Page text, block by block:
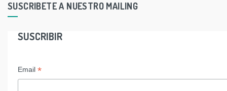
SUSCRIBETE A NUESTRO MAILING
SUSCRIBIR
Email *